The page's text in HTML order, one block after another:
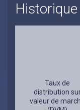
Taux de
distribution
valeur de